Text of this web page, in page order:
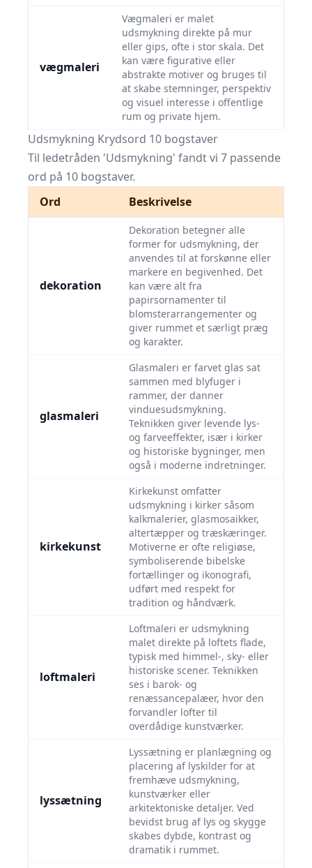
vægmaleri
Vægmaleri er malet
udsmykning direkte på mur
eller gips, ofte i stor skala. Det
kan være figurative eller
abstrakte motiver og bruges til
at skabe stemninger, perspektiv
og visuel interesse i offentlige
rum og private hjem.
Udsmykning Krydsord 10 bogstaver
Til ledetråden 'Udsmykning' fandt vi 7 passende
ord på 10 bogstaver.
Ord
Beskrivelse
dekoration
Dekoration betegner alle
former for udsmykning, der
anvendes til at forskønne eller
markere en begivenhed. Det
kan være alt fra
papirsornamenter til
blomsterarrangementer og
giver rummet et særligt præg
og karakter.
glasmaleri
Glasmaleri er farvet glas sat
sammen med blyfuger i
rammer, der danner
vinduesudsmykning.
Teknikken giver levende lys-
og farveeffekter, især i kirker
og historiske bygninger, men
også i moderne indretninger.
kirkekunst
Kirkekunst omfatter
udsmykning i kirker såsom
kalkmalerier, glasmosaikker,
altertæpper og træskæringer.
Motiverne er ofte religiøse,
symboliserende bibelske
fortællinger og ikonografi,
udført med respekt for
tradition og håndværk.
loftmaleri
Loftmaleri er udsmykning
malet direkte på loftets flade,
typisk med himmel-, sky- eller
historiske scener. Teknikken
ses i barok- og
renæssancepalæer, hvor den
forvandler lofter til
overdådige kunstværker.
lyssætning
Lyssætning er planlægning og
placering af lyskilder for at
fremhæve udsmykning,
kunstværker eller
arkitektoniske detaljer. Ved
bevidst brug af lys og skygge
skabes dybde, kontrast og
dramatik i rummet.